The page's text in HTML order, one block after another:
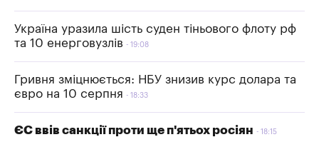
Україна уразила шість суден тіньового флоту рф
та 10 енерговузлів
19:08
Гривня зміцнюється: НБУ знизив курс долара та
євро на 10 серпня
18:33
ЄС ввів санкції проти ще п'ятьох росіян 18:15